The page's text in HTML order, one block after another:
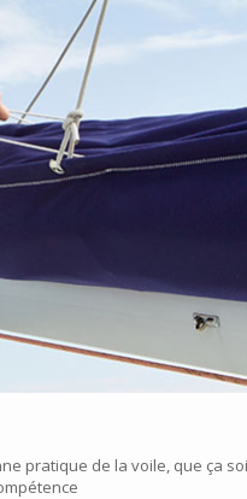
pratique de la voile, que ça